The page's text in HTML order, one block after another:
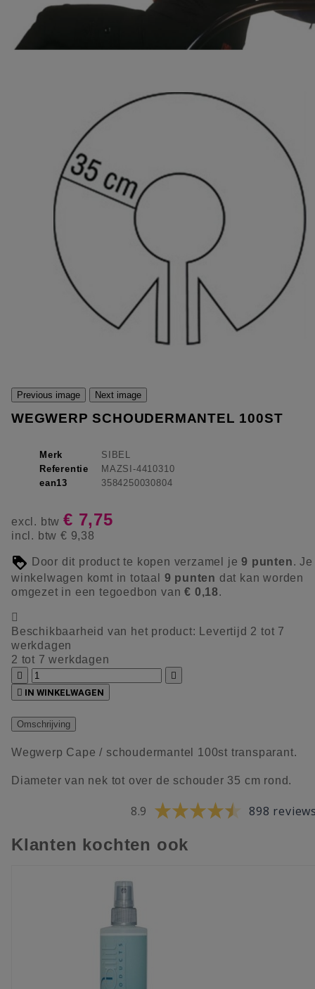
Previous image Next image
WEGWERP SCHOUDERMANTEL 100ST
Merk
SIBEL
Referentie
MAZSI-4410310
ean13
3584250030804
excl. btw € 7,75
incl. btw € 9,38
Door dit product te kopen verzamel je9 punten. Je
winkelwagen komt in totaal 9 punten dat kan worden
omgezet in een tegoedbon van€ 0,18.

Beschikbaarheid van het product:
Levertijd 2 tot 7
werkdagen
2 tot 7 werkdagen


 IN WINKELWAGEN
Omschrijving
Wegwerp Cape / schoudermantel 100st transparant.
Diameter van nek tot over de schouder 35 cm rond.
8.9 898
Klanten kochten ook